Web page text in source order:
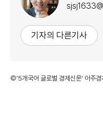
기자의 다른기사
©'5개국어 글로벌 경제신문' 아주경